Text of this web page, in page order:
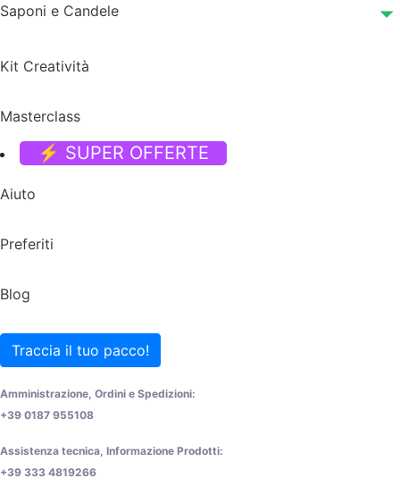
Saponi e Candele
Kit Creatività
Masterclass
⚡ SUPER OFFERTE
Aiuto
Preferiti
Blog
Traccia il tuo pacco!
Amministrazione, Ordini e Spedizioni:
+39 0187 955108
Assistenza tecnica, Informazione Prodotti:
+39 333 4819266